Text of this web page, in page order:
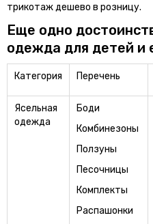
трикотаж дешево в розницу.
Еще одно
одежда для детей и
Категория Перечень
Ясельная
одежда
Боди
Комбинезоны
Ползуны
Песочницы
Комплекты
Распашонки